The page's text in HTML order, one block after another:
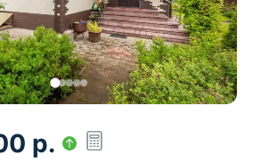
недвижимости Моя 7Я»
484 выдана МЮ РБ 18.05.2024
БР 0004913
р.